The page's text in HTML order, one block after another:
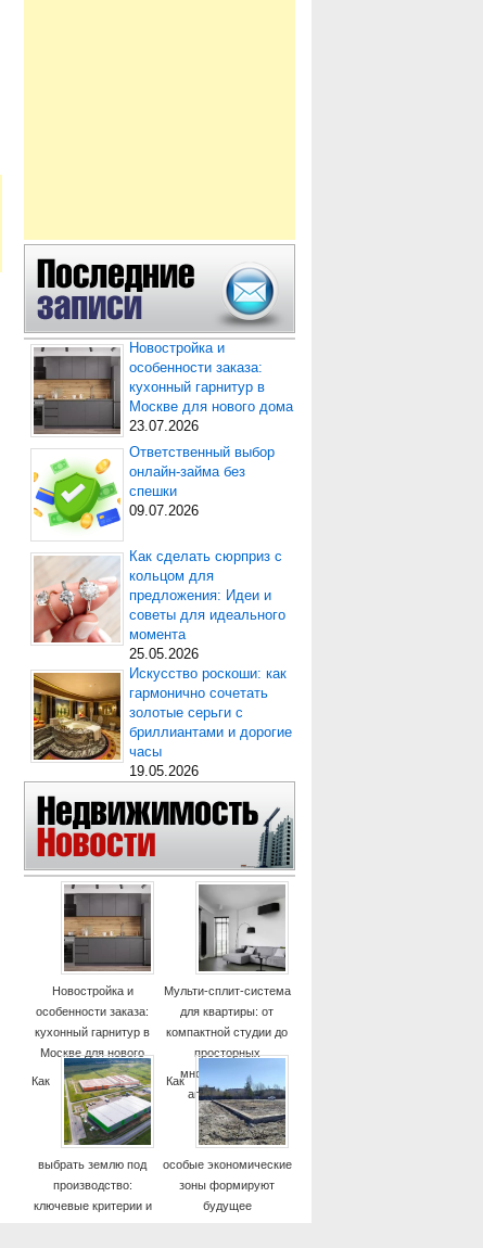
Новостройка и
особенности заказа:
кухонный гарнитур в
Москве для нового дома
23.07.2026
Ответственный выбор
онлайн-займа без
спешки
09.07.2026
Как сделать сюрприз с
кольцом для
предложения: Идеи и
советы для идеального
момента
25.05.2026
Искусство роскоши: как
гармонично сочетать
золотые серьги с
бриллиантами и дорогие
часы
19.05.2026
Новостройка и
особенности заказа:
кухонный гарнитур в
Москве для нового
дома
Мульти-сплит-система
для квартиры: от
компактной студии до
просторных
многокомнатных
апартаментов
Как
выбрать землю под
производство:
ключевые критерии и
Как
особые экономические
зоны формируют
будущее